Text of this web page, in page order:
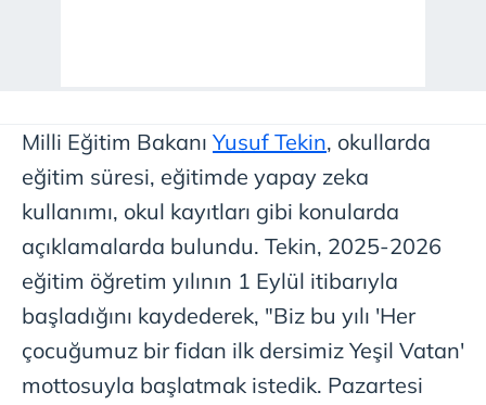
Milli Eğitim Bakanı Yusuf Tekin, okullarda
eğitim süresi, eğitimde yapay zeka
kullanımı, okul kayıtları gibi konularda
açıklamalarda bulundu. Tekin, 2025-2026
eğitim öğretim yılının 1 Eylül itibarıyla
başladığını kaydederek, "Biz bu yılı 'Her
çocuğumuz bir fidan ilk dersimiz Yeşil Vatan'
mottosuyla başlatmak istedik. Pazartesi